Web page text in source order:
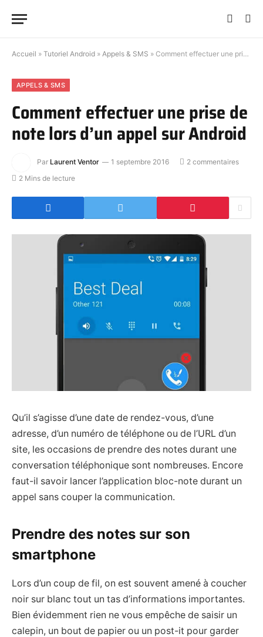
Accueil » Tutoriel Android » Appels & SMS » Comment effectuer une prise de note lors d’un appel sur Android
APPELS & SMS
Comment effectuer une prise de
note lors d’un appel sur Android
Par Laurent Ventor 1 septembre 2016
2 commentaires
2 Mins de lecture
Qu’il s’agisse d’une date de rendez-vous, d’une
adresse, d’un numéro de téléphone ou de l’URL d’un
site, les occasions de prendre des notes durant une
conversation téléphonique sont nombreuses. Encore
faut-il savoir lancer l’application bloc-note durant un
appel sans couper la communication.
Prendre des notes sur son
smartphone
Lors d’un coup de fil, on est souvent amené à coucher
noir sur blanc tout un tas d’informations importantes.
Bien évidemment rien ne vous empêche de saisir un
calepin, un bout de papier ou un post-it pour garder